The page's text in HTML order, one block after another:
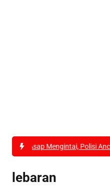
Asap Mengintai, Polisi Ancam
lebaran